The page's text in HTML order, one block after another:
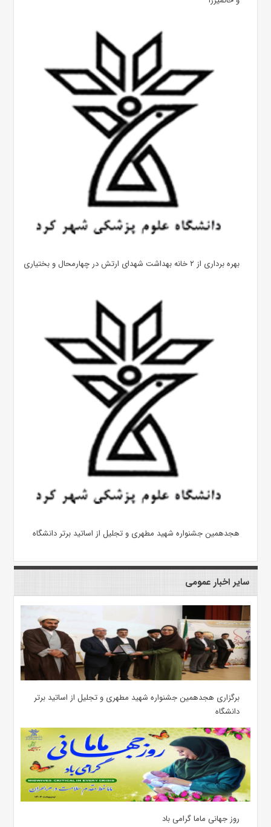
بهره ‌برداری از ۲ خانه بهداشت شهدای ارتش در چهارمحال و بختیاری
هجدهمین جشنواره شهید مطهری و تجلیل از اساتید برتر دانشگاه
سایر اخبار عمومی
برگزاری هجدهمین جشنواره شهید مطهری و تجلیل از اساتید برتر
دانشگاه
روز جهانی ماما گرامی باد